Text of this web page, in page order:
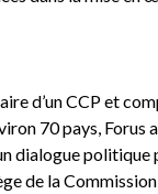
d’un CCP et
70 pays, Forus
dialogue politique
de la